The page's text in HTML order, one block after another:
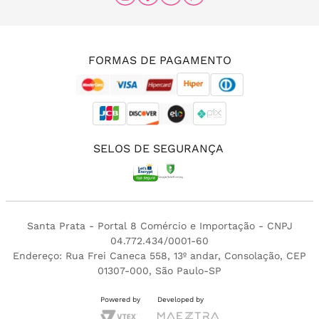
FORMAS DE PAGAMENTO
SELOS DE SEGURANÇA
Santa Prata - Portal 8 Comércio e Importação - CNPJ
04.772.434/0001-60
Endereço: Rua Frei Caneca 558, 13º andar, Consolação, CEP
01307-000, São Paulo-SP
Powered by Developed by